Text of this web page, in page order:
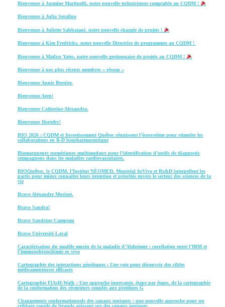
Bienvenue à Jasmine Martinelli, notre nouvelle technicienne comptable au CQDM !
Bienvenue à Julia Serafino
Bienvenue à Juliette Sabbatani, notre nouvelle chargée de projets !
Bienvenue à Kim Fredricks, notre nouvelle Directrice de programmes au CQDM !
Bienvenue à Maïlyn Yates, notre nouvelle gestionnaire de projets au CQDM !
Bienvenue à nos plus récents membres « réseau »
Bienvenue Annie Bernier.
Bienvenue Aren!
Bienvenue Catherine-Alexandra.
Bienvenue Dorothy!
BIO 2026 : CQDM et Investissement Québec réunissent l’écosystème pour stimuler les
collaborations en R‑D biopharmaceutique
Biomarqueurs numériques multimodaux pour l’identification d’outils de diagnostic
compagnons dans les maladies cardiovasculaires.
BIOQuébec, le CQDM, l’Institut NÉOMED, Montréal InVivo et Rx&D interpellent les
partis pour mieux connaître leurs intention et priorités envers le secteur des sciences de la
vie
Bravo Alexandre Morizot.
Bravo Sandra!
Bravo Sandrine Campeau
Bravo Université Laval
Caractérisation du modèle murin de la maladie d’Alzheimer : corrélation entre l’IRM et
l’immunohistochimie ex vivo
Cartographie des interactions génétiques : Une voie pour découvrir des cibles
médicamenteuses efficaces
Cartographie FlAsH-Walk : Une approche innovante, étape par étape, de la cartographie
de la conformation des récepteurs couplés aux protéines G
Changements conformationnels des canaux ioniques : une nouvelle approche pour un
criblage rapide de ligands agissant sur des canaux ioniques